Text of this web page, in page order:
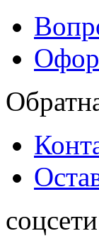
соцсети